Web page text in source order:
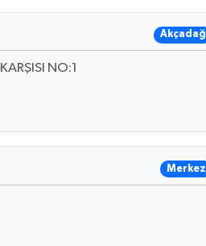
Akçadağ
NO:1
Merkez